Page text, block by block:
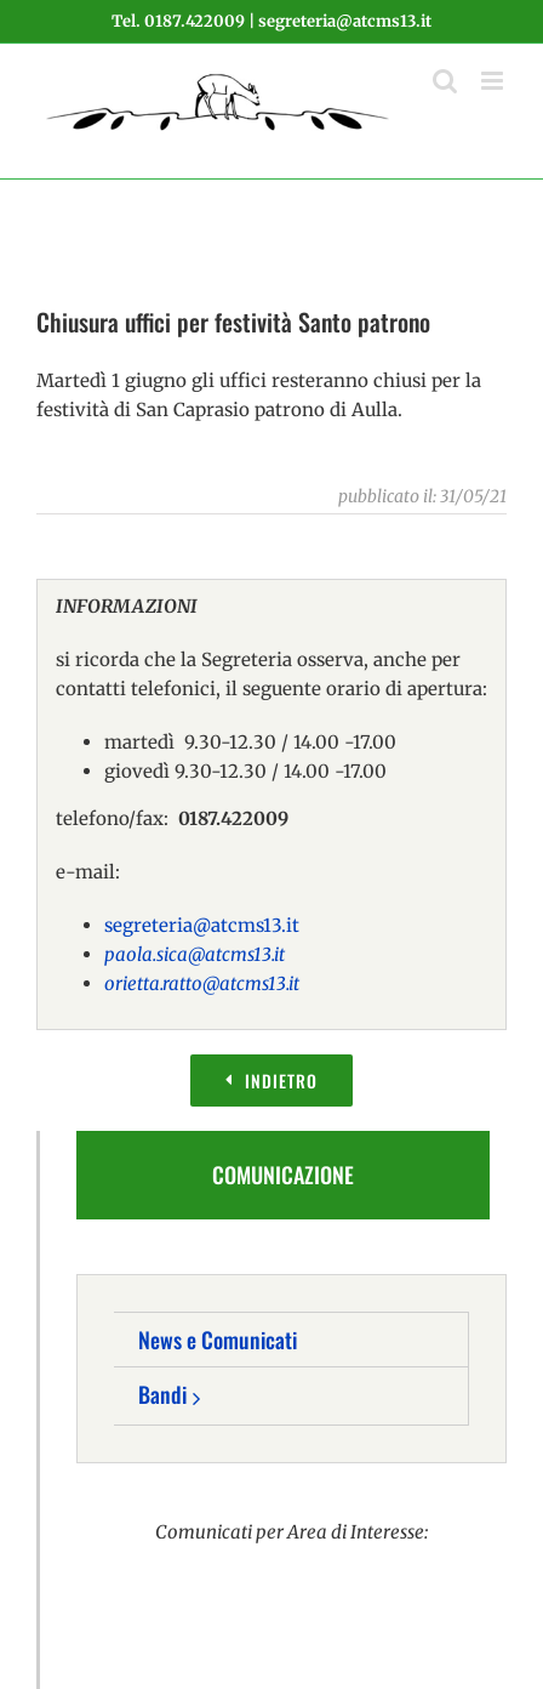
al
Tel. 0187.422009 | segreteria@atcms13.it
Chiusura uffici per festività Santo patrono
Martedì 1 giugno gli uffici resteranno chiusi per la
festività di San Caprasio patrono di Aulla.
pubblicato il: 31/05/21
INFORMAZIONI
si ricorda che la Segreteria osserva, anche per
contatti telefonici, il seguente orario di apertura:
martedì 9.30-12.30 / 14.00 -17.00
giovedì 9.30-12.30 / 14.00 -17.00
telefono/fax: 0187.422009
e-mail:
segreteria@atcms13.it
paola.sica@atcms13.it
orietta.ratto@atcms13.it
INDIETRO
COMUNICAZIONE
News e Comunicati
Bandi
Comunicati per Area di Interesse: